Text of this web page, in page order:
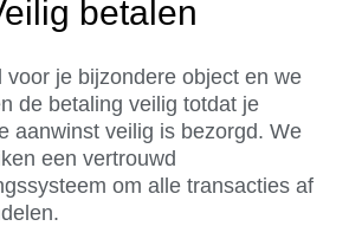
betalen
voor je bijzondere object en we
de betaling veilig totdat je
aanwinst veilig is bezorgd. We
een vertrouwd
om alle transacties af